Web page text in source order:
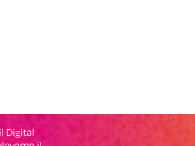
Digital